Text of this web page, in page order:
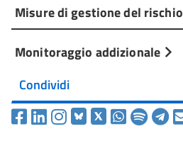
Misure di gestione del rischio
Monitoraggio addizionale
Condividi